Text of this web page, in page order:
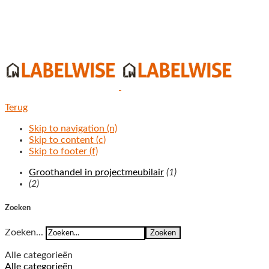
Terug
Skip to navigation (n)
Skip to content (c)
Skip to footer (f)
Groothandel in projectmeubilair (1)
(2)
Zoeken
Zoeken... Zoeken
Alle categorieën
Alle categorieën